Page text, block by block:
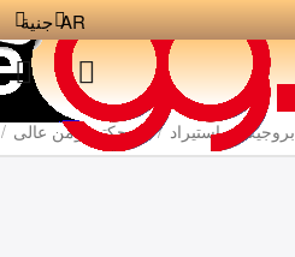
جنية AR
بروجيكتور استيراد / بروجكتر لومن عالى /